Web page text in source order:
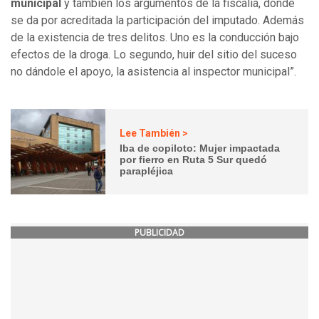
municipal y también los argumentos de la fiscalía, donde
se da por acreditada la participación del imputado. Además
de la existencia de tres delitos. Uno es la conducción bajo
efectos de la droga. Lo segundo, huir del sitio del suceso
no dándole el apoyo, la asistencia al inspector municipal”.
Lee También >
Iba de copiloto: Mujer impactada
por fierro en Ruta 5 Sur quedó
parapléjica
PUBLICIDAD